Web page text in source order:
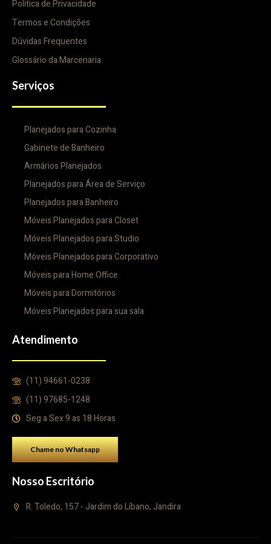
Politica de Privacidade
Termos e Condições
Dúvidas Frequentes
Glossário da Marcenaria
Serviços
Planejados para Cozinha
Gabinete de Banheiro
Armários Planejados
Planejados para Área de Serviço
Planejados para Banheiro
Móveis Planejados para Closet
Móveis Planejados para Studio
Móveis Planejados para Corporativo
Móveis para Home Office
Móveis para Dormitórios
Móveis Planejados para sua sala
Atendimento
(11) 94661-0238
(11) 97685-1248
Seg a Sex 9 as 18 Horas
Chame no Whatsapp
Nosso Escritório
R. Toledo, 157 - Jardim do Líbano, Jandira